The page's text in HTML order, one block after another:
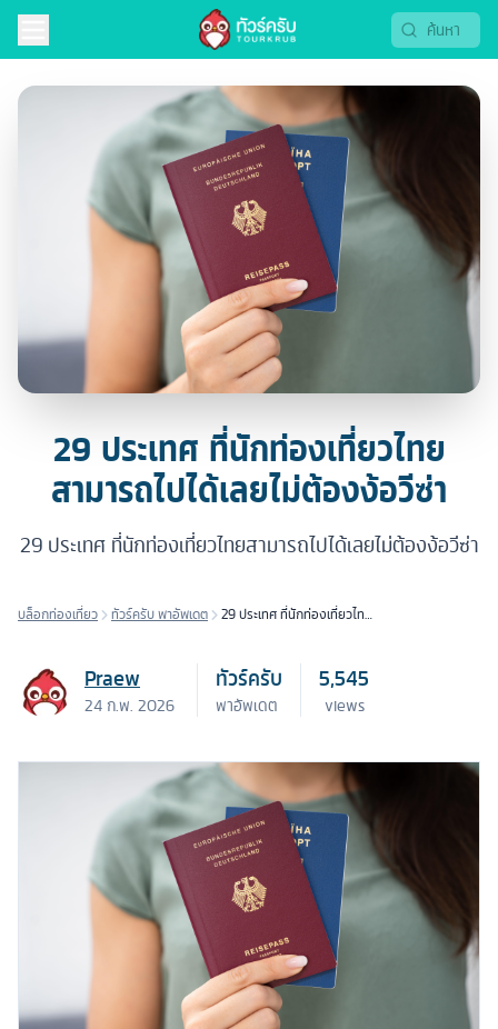
29 ประเทศ ที่นักท่องเที่ยวไทย
สามารถไปได้เลยไม่ต้องง้อวีซ่า
29 ประเทศ ที่นักท่องเที่ยวไทยสามารถไปได้เลยไม่ต้องง้อวีซ่า
บล็อกท่องเที่ยว ทัวร์ครับ พาอัพเดต
29 ประเทศ ที่นักท่องเที่ยวไทย
Praew
24 ก.พ. 2026
ทัวร์ครับ
พาอัพเดต
5,545
views